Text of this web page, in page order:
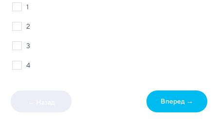
1
2
3
4
Вперед →